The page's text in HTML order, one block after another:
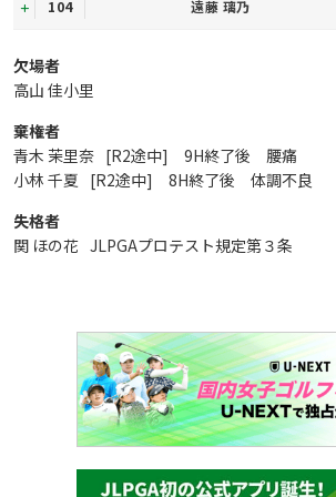
104 遠藤 璃乃
欠場者
高山 佳小里
棄権者
青木 茉里奈 [R2途中] 9H終了後 腰痛
小林 千夏 [R2途中] 8H終了後 体調不良
失格者
関 ほの花 JLPGAプロテスト規定第３条